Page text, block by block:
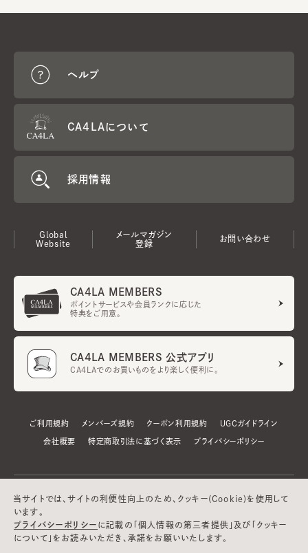
ヘルプ
CA4LAについて
採用情報
Global
Website
メールマガジン
登録
お問い合わせ
CA4LA MEMBERS
ポイントサービスや会員ランクに応じた
特典をご用意。
CA4LA MEMBERS 公式アプリ
CA4LAでのお買いものをより楽しく便利に。
ご利用規約 メンバーズ規約 クーポン利用規約 UGCガイドライン
会社概要 特定商取引法に基づく表示 プライバシーポリシー
当サイトでは、サイトの利便性向上のため、クッキー(Cookie)を使用して
います。
プライバシーポリシー に記載の「個人情報の第三者提供」及び「クッキー
について」をお読みいただき、承諾をお願いいたします。